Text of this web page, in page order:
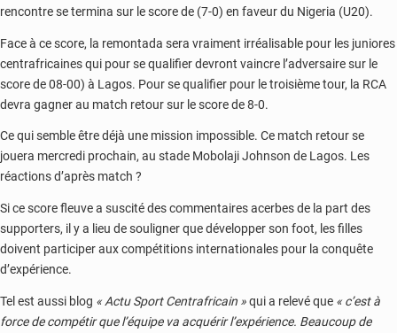
rencontre se termina sur le score de (7-0) en faveur du Nigeria (U20).
Face à ce score, la remontada sera vraiment irréalisable pour les juniores
centrafricaines qui pour se qualifier devront vaincre l’adversaire sur le
score de 08-00) à Lagos. Pour se qualifier pour le troisième tour, la RCA
devra gagner au match retour sur le score de 8-0.
Ce qui semble être déjà une mission impossible. Ce match retour se
jouera mercredi prochain, au stade Mobolaji Johnson de Lagos. Les
réactions d’après match ?
Si ce score fleuve a suscité des commentaires acerbes de la part des
supporters, il y a lieu de souligner que développer son foot, les filles
doivent participer aux compétitions internationales pour la conquête
d’expérience.
Tel est aussi blog « Actu Sport Centrafricain »qui a relevé que « c’est à
force de compétir que l’équipe va acquérir l’expérience. Beaucoup de